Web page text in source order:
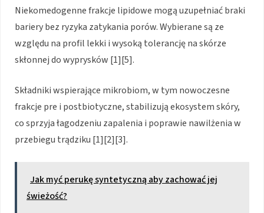
Niekomedogenne frakcje lipidowe mogą uzupełniać braki
bariery bez ryzyka zatykania porów. Wybierane są ze
względu na profil lekki i wysoką tolerancję na skórze
skłonnej do wyprysków [1][5].
Składniki wspierające mikrobiom, w tym nowoczesne
frakcje pre i postbiotyczne, stabilizują ekosystem skóry,
co sprzyja łagodzeniu zapalenia i poprawie nawilżenia w
przebiegu trądziku [1][2][3].
Jak myć perukę syntetyczną aby zachować jej
świeżość?